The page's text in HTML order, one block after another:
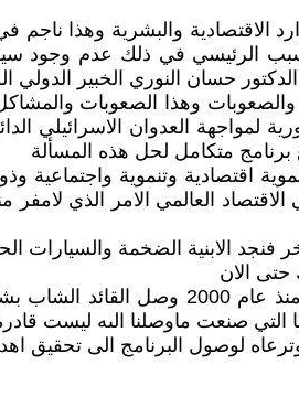
الاقتصادية والبشرية وهذا
الرئيسي في ذلك عدم وجود
حسان النوري الخبير الدولي
وهذا الصعوبات والمشاكل
لمواجهة العدوان الاسرائيلي
برنامج متكامل لحل هذه المسألة
اقتصادية وتنموية
العالمي الامر الذي
فنجد الابنية الضخمة
حتى الان
• خلا ل السنوات الاخيرة
التي صنعت ماوصلنا الىه ليست
لوصول البرنامج الى تحقيق